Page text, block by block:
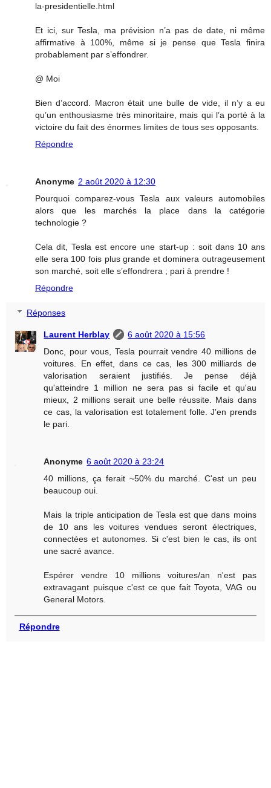
la-presidentielle.html
Et ici, sur Tesla, ma prévision n’a pas de date, ni même
affirmative à 100%, même si je pense que Tesla finira
probablement par s’effondrer.
@ Moi
Bien d’accord. Macron était une bulle de vide, il n’y a eu
qu’un enthousiasme très minoritaire, mais qui l’a porté à la
victoire du fait des énormes limites de tous ses opposants.
Répondre
Anonyme 2 août 2020 à 12:30
Pourquoi comparez-vous Tesla aux valeurs automobiles
alors que les marchés la place dans la catégorie
technologie ?
Cela dit, Tesla est encore une start-up : soit dans 10 ans
elle sera 100 fois plus grande et dominera outrageusement
son marché, soit elle s’effondrera ; pari à prendre !
Répondre
Réponses
Laurent Herblay
6 août 2020 à 15:56
Donc, pour vous, Tesla pourrait vendre 40 millions de
voitures. En effet, dans ce cas, les 300 milliards de
valorisation seraient justifiés. Je pense déjà
qu'atteindre 1 million ne sera pas si facile et qu'au
mieux, 2 millions serait une belle réussite. Mais dans
ce cas, la valorisation est totalement folle. J'en prends
le pari.
Anonyme 6 août 2020 à 23:24
40 millions, ça ferait ~50% du marché. C'est un peu
beaucoup oui.
Mais la triple anticipation de Tesla est que dans moins
de 10 ans les voitures vendues seront électriques,
connectées et autonomes. Si c'est bien le cas, ils ont
une sacré avance.
Espérer vendre 10 millions voitures/an n'est pas
extravagant puisque c'est ce que fait Toyota, VAG ou
General Motors.
Répondre